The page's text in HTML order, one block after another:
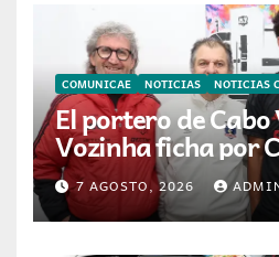
COMUNICAE NOTICIAS NOTICIAS
El portero de
Vozinha ficha por
JETOUR respalda
etapa
7 AGOSTO, 2026